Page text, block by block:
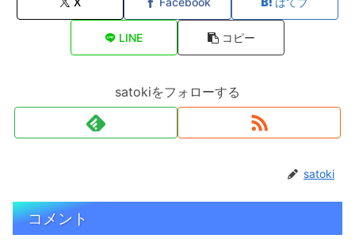
LINE コピー
satokiをフォローする
satoki
コメント